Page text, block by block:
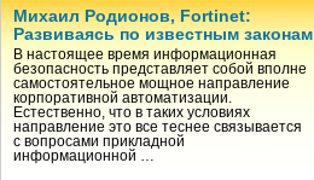
Михаил Родионов, Fortinet:
Развиваясь по известным законам
В настоящее время информационная
безопасность представляет собой вполне
самостоятельное мощное направление
корпоративной автоматизации.
Естественно, что в таких условиях
направление это все теснее связывается
с вопросами прикладной
информационной …